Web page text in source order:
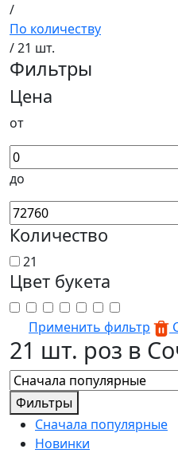
/
По количеству
/ 21 шт.
Фильтры
Цена
от
до
Количество
21
Цвет букета
Применить фильтр
21 шт. роз в
Фильтры
Сначала популярные
Новинки